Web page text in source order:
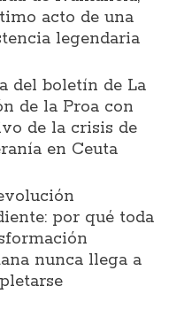
acto de una
legendaria
del boletín de La
de la Proa con
de la crisis de
en Ceuta
por qué toda
nunca llega a